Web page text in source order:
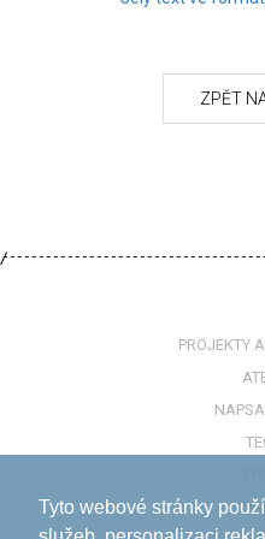
Tyto webové stránky
PROJEKTY